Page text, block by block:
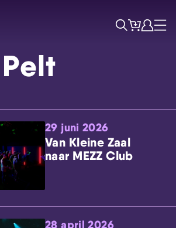
Skip navigatie
ZoekTicketsAccount
Menu
29 juni 2026
Van Kleine Zaal
naar MEZZ Club
28 april 2026